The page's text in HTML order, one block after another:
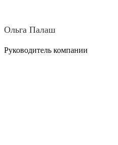
Ольга Палаш
Руководитель компании